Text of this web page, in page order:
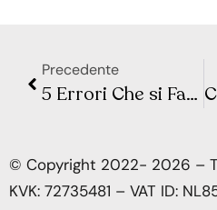
Precedente
5 Errori Che si Fanno Quando si Compra un’Auto (e Come Evitarli)
© Copyright 2022- 2026 –
KVK: 72735481 – VAT ID: